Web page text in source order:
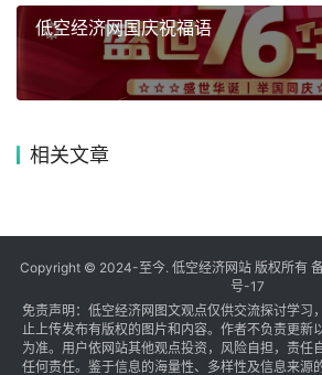
低空经济网国庆祝福语
相关文章
Copyright © 2024-至今. 低空经济网站 版权所有 备
号-17
免责声明：低空经济网图文观点仅供交流探讨学习
止上传发布有版权的图片和内容。作者不负责更新
为准。用户依网站其他观点投资，风险自担，责任
任何责任。鉴于信息的海量性、多样性及信息来源